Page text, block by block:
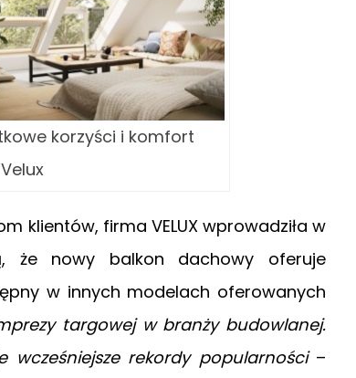
korzyści i komfort
klientów, firma VELUX wprowadziła w
że nowy balkon dachowy oferuje
w innych modelach oferowanych
targowej w branży budowlanej.
rekordy popularności–